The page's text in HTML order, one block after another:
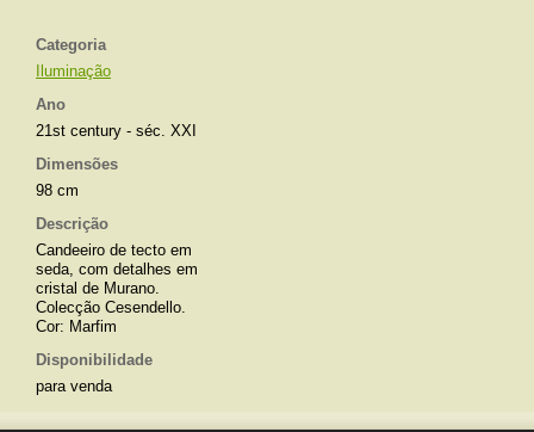
Categoria
Iluminação
Ano
21st century - séc. XXI
Dimensões
98 cm
Descrição
Candeeiro de tecto em
seda, com detalhes em
cristal de Murano.
Colecção Cesendello.
Cor: Marfim
Disponibilidade
para venda